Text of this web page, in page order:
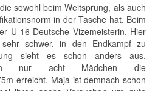
sowohl beim Weitsprung, als auch
in der Tasche hat. Beim
U 16 Deutsche Vizemeisterin. Hier
schwer, in den Endkampf zu
sieht es schon anders aus.
nur acht Mädchen die
erreicht. Maja ist demnach schon